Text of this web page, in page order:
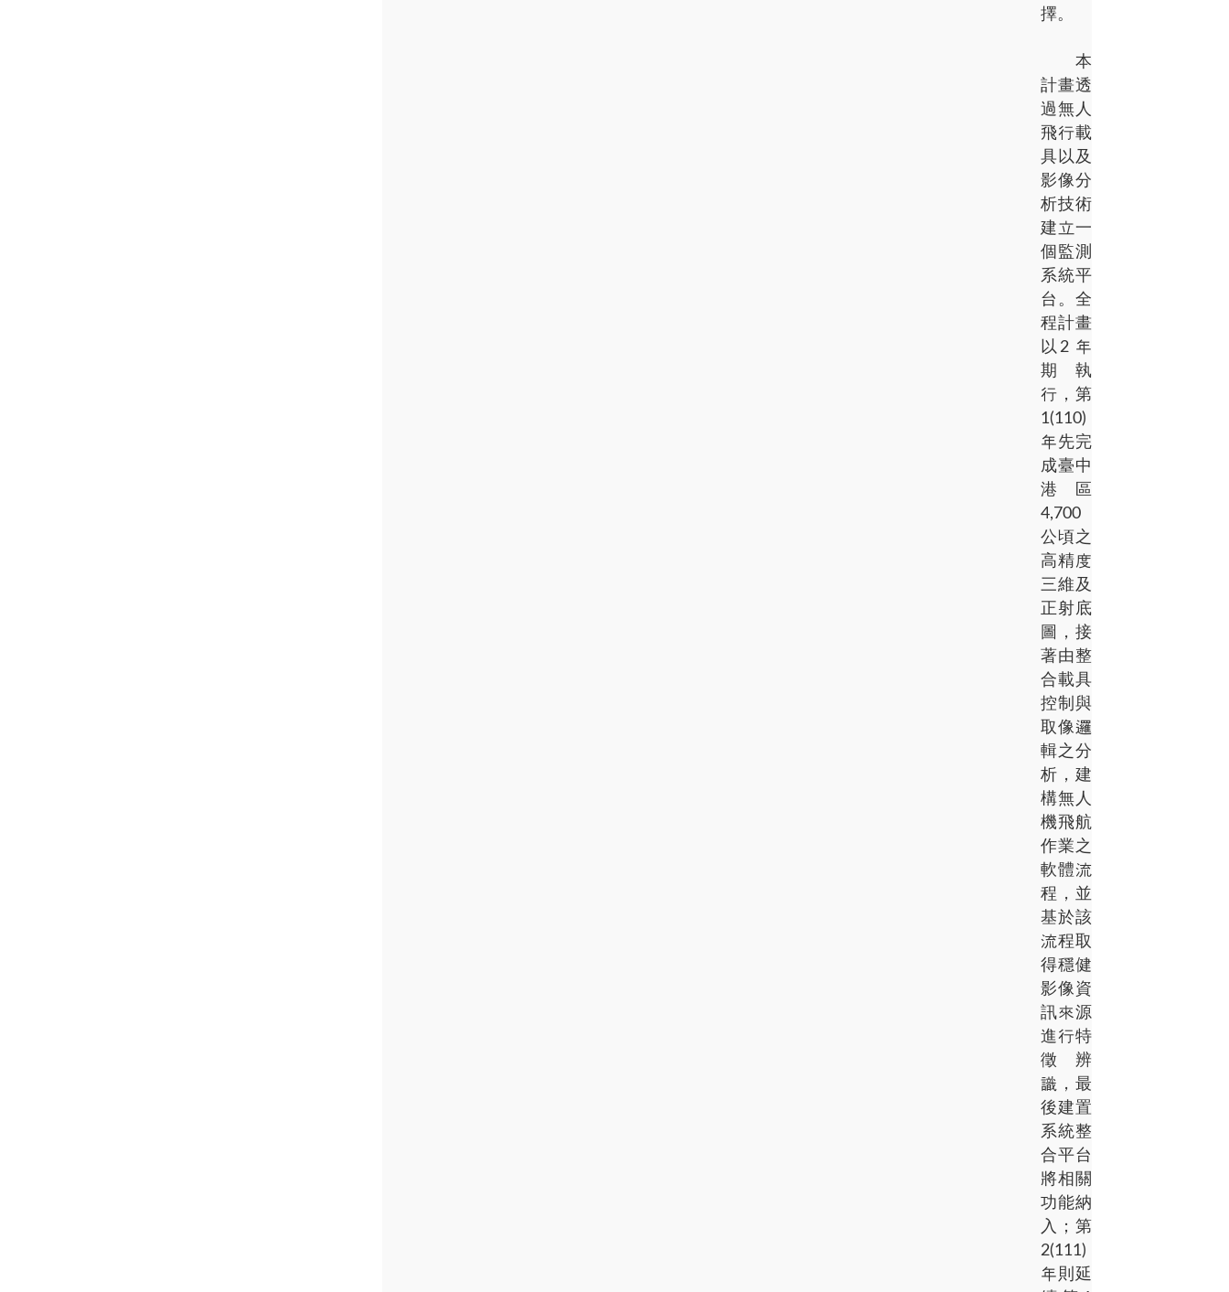
擇。
本
計畫透
過無人
飛行載
具以及
影像分
析技術
建立一
個監測
系統平
台。全
程計畫
以2 年
期執
行，第
1(110)
年先完
成臺中
港區
4,700
公頃之
高精度
三維及
正射底
圖，接
著由整
合載具
控制與
取像邏
輯之分
析，建
構無人
機飛航
作業之
軟體流
程，並
基於該
流程取
得穩健
影像資
訊來源
進行特
徵辨
識，最
後建置
系統整
合平台
將相關
功能納
入；第
2(111)
年則延